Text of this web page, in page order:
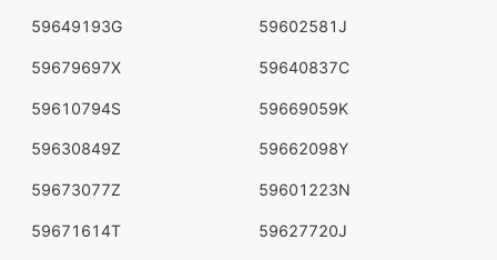
59649193G 59602581J
59679697X 59640837C
59610794S 59669059K
59630849Z 59662098Y
59673077Z 59601223N
59671614T 59627720J